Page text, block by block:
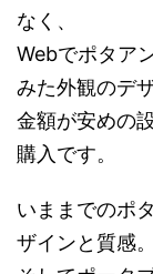
なく、
Webでポタア
みた外観のデ
金額が安めの
購入です。
いままでのポ
ザインと質感。